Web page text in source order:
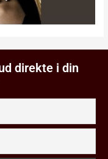
direkte i din